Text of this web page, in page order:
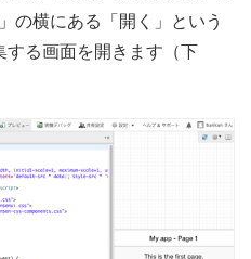
の横にある「開く」という
る画面を開きます（下